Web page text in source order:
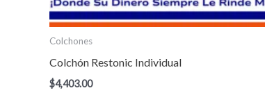
Colchones
Colchón Restonic Individual
$4,403.00